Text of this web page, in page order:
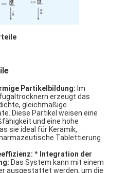
Partikelbildung: Im
erzeugt das
gleichmäßige
Diese Partikel weisen eine
und eine hohe
sie ideal für Keramik,
Tablettierung
* Integration der
Das System kann mit einem
ausgestattet werden, um die